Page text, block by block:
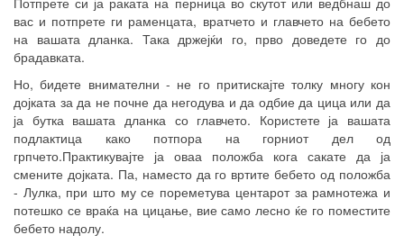
вас и потпрете ги раменцата, вратчето и главчето на бебето
на вашата дланка. Така држејќи го, прво доведете го до
брадавката.
Но, бидете внимателни - не го притискајте толку многу кон
дојката за да не почне да негодува и да одбие да цица или да
ја бутка вашата дланка со главчето. Користете ја вашата
подлактица како потпора на горниот дел од
грпчето.Практикувајте ја оваа положба кога сакате да ја
смените дојката. Па, наместо да го вртите бебето од положба
- Лулка, при што му се пореметува центарот за рамнотежа и
потешко се враќа на цицање, вие само лесно ќе го поместите
бебето надолу.